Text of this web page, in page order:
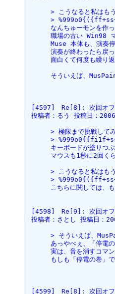
> こうなると私はもう
>
なんちゅーモンを作って
職場の古い Win98 マシ
Muse 本体も、演奏停止
演奏が終わったら戻っ
面白くて何度も繰り返
そういえば、MusPaint
[4597]　Re[8]: 次回オフ
投稿者：るう 投稿日
> 極限まで挑戦してみ
>
キーボードが塗りつぶ
マウスも1秒に2回くら
> こうなると私はもう
>
こちらに関しては、もは
[4598]　Re[9]: 次回オフ
投稿者：さとし 投稿
> そういえば、
あっやべぇ、「停電の巻
実は、音を消すコマンド
もしも「停電の巻」でフ
[4599]　Re[8]: 次回オフ